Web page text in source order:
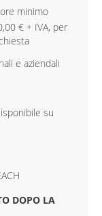
minimo
€ + IVA, per
e aziendali
su